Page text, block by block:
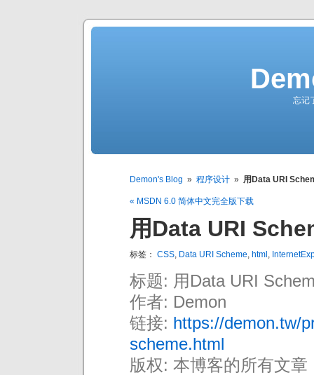
忘记
Demon's Blog » 程序设计 » 用Data URI
« MSDN 6.0 简体中文完全版下载
用Data URI
标签： CSS, Data URI Scheme, html ,
标题: 用Data URI
作者: Demon
链接: https://demon.tw/
scheme.html
版权: 本博客的所有文章